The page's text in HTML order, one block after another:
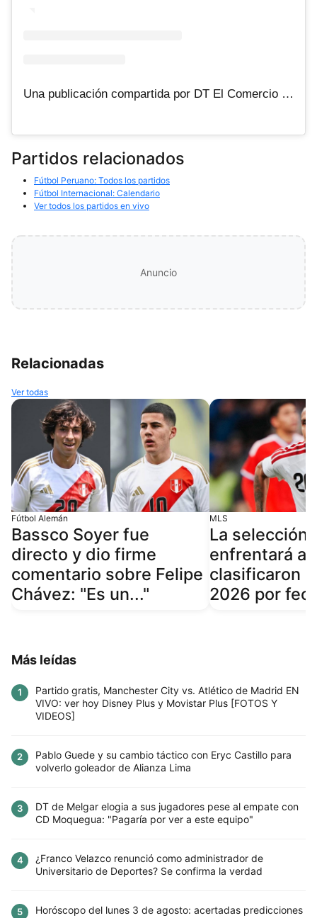
Una publicación compartida por DT El Comercio (@dtelcomercio)
Partidos relacionados
Fútbol Peruano: Todos los partidos
Fútbol Internacional: Calendario
Ver todos los partidos en vivo
Anuncio
Relacionadas
Ver todas
Fútbol Alemán
Bassco Soyer fue
directo y dio firme
comentario sobre Felipe
Chávez: "Es un..."
MLS
La selección
enfrentará a
clasificaron
2026 por
Más leídas
1
Partido gratis, Manchester City vs. Atlético de Madrid EN
VIVO: ver hoy Disney Plus y Movistar Plus [FOTOS Y
VIDEOS]
2
Pablo Guede y su cambio táctico con Eryc Castillo para
volverlo goleador de Alianza Lima
3
DT de Melgar elogia a sus jugadores pese al empate con
CD Moquegua: "Pagaría por ver a este equipo"
4
¿Franco Velazco renunció como administrador de
Universitario de Deportes? Se confirma la verdad
5
Horóscopo del lunes 3 de agosto: acertadas predicciones